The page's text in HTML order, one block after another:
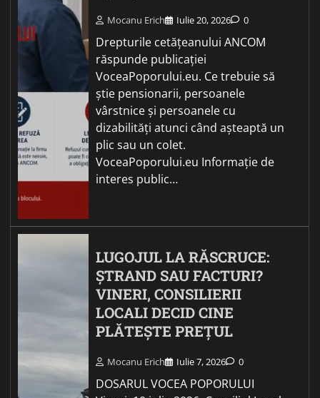
Mocanu Erich Iulie 20, 2026 0
Drepturile cetățeanului ANCOM
răspunde publicației
VoceaPoporului.eu. Ce trebuie să
știe pensionarii, persoanele
vârstnice și persoanele cu
dizabilități atunci când așteaptă un
plic sau un colet.
VoceaPoporului.eu Informație de
interes public…
LUGOJUL LA RĂSCRUCE:
ȘTRAND SAU FACTURI?
VINERI, CONSILIERII
LOCALI DECID CINE
PLĂTEȘTE PREȚUL
Mocanu Erich Iulie 7, 2026 0
DOSARUL VOCEA POPORULUI